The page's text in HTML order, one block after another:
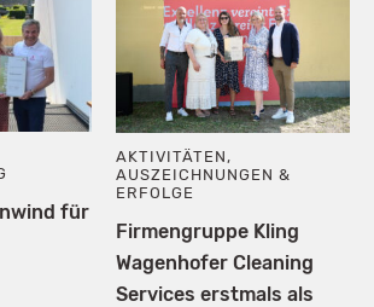
für
AKTIVITÄTEN ,
AUSZEICHNUNGEN &
ERFOLGE
Firmengruppe Kling
Wagenhofer Cleaning
Services erstmals als